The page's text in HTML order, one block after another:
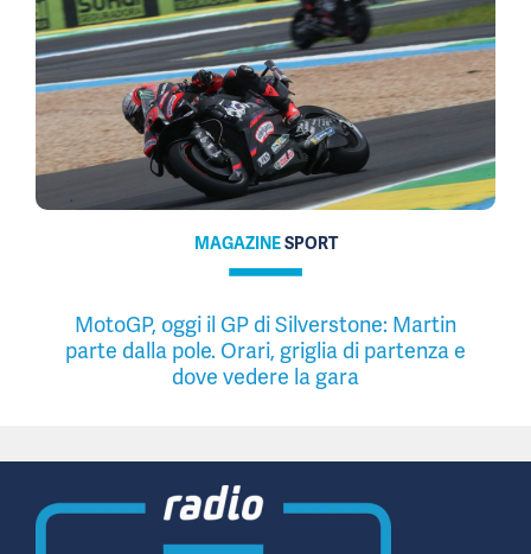
MAGAZINESPORT
MotoGP, oggi il GP di Silverstone: Martin
parte dalla pole. Orari, griglia di partenza e
dove vedere la gara